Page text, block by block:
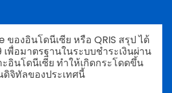
ของอินโดนีเซีย หรือ QRIS สรุป ได้
เพื่อมาตรฐานในระบบชำระเงินผ่าน
อินโดนีเซีย ทำให้เกิดกระโดดขึ้น
ดิจิทัลของประเทศนี้